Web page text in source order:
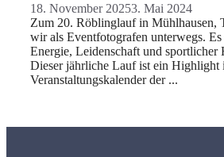
18. November 20253. Mai 2024
Zum 20. Röblinglauf in Mühlhausen,
wir als Eventfotografen unterwegs.
Energie, Leidenschaft und sportlicher
Dieser jährliche Lauf ist ein Highlight
Veranstaltungskalender der ...